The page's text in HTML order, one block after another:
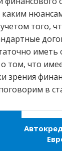
того,
иметь
том, что
зрения
в